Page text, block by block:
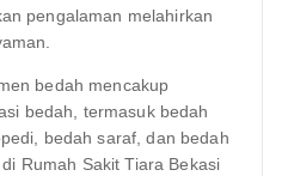
pengalaman melahirkan
bedah mencakup
bedah, termasuk bedah
bedah saraf, dan bedah
Rumah Sakit Tiara Bekasi